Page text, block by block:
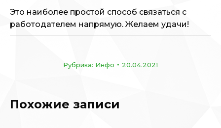
Это наиболее простой способ связаться с
работодателем напрямую. Желаем удачи!
Рубрика: Инфо 20.04.2021
Похожие записи